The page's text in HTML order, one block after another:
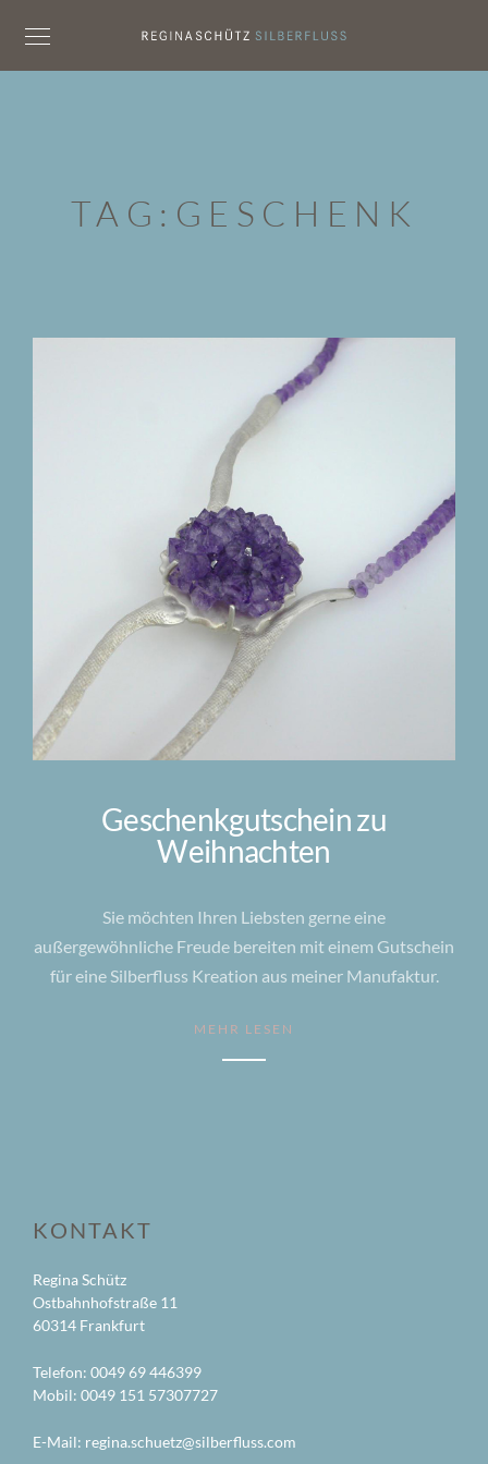
TAG: GESCHENK
Geschenkgutschein zu
Weihnachten
Sie möchten Ihren Liebsten gerne eine
außergewöhnliche Freude bereiten mit einem Gutschein
für eine Silberfluss Kreation aus meiner Manufaktur.
MEHR LESEN
KONTAKT
Regina Schütz
Ostbahnhofstraße 11
60314 Frankfurt
Telefon: 0049 69 446399
Mobil: 0049 151 57307727
E-Mail: regina.schuetz@silberfluss.com